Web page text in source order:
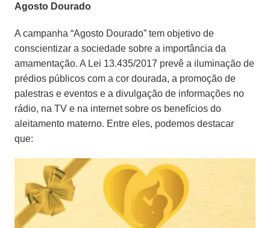
Agosto Dourado
A campanha “Agosto Dourado” tem objetivo de
conscientizar a sociedade sobre a importância da
amamentação. A Lei 13.435/2017 prevê a iluminação de
prédios públicos com a cor dourada, a promoção de
palestras e eventos e a divulgação de informações no
rádio, na TV e na internet sobre os benefícios do
aleitamento materno. Entre eles, podemos destacar
que: